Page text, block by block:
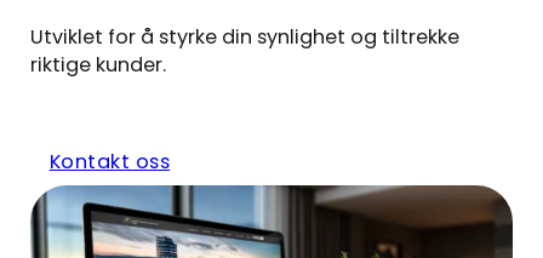
Utviklet for å styrke din synlighet og tiltrekke
riktige kunder.
Kontakt oss